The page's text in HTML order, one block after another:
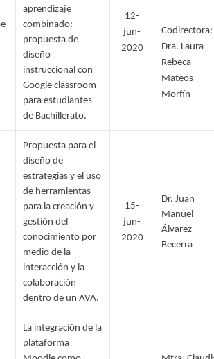
aprendizaje
combinado:
propuesta de
diseño
instruccional con
Google classroom
para estudiantes
de Bachillerato.
12-
jun-
2020
Codirectora:
Dra. Laura
Rebeca
Mateos
Morfín
Propuesta para el
diseño de
estrategias y el uso
de herramientas
para la creación y
gestión del
conocimiento por
medio de la
interacción y la
colaboración
dentro de un AVA.
15-
jun-
2020
Dr. Juan
Manuel
Álvarez
Becerra
La integración de la
plataforma